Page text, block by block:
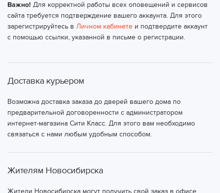
Важно! Для корректной работы всех оповещений и сервисов
сайта требуется подтверждение вашего аккаунта. Для этого
зарегистрируйтесь в Личном кабинете и подтвердите аккаунт
с помощью ссылки, указанной в письме о регистрации.
Доставка курьером
Возможна доставка заказа до дверей вашего дома по
предварительной договоренности с администратором
интернет-магазина Сити Класс. Для этого вам необходимо
связаться с нами любым удобным способом.
Жителям Новосибирска
Жители Новосибирска могут получить свой заказ в офисе